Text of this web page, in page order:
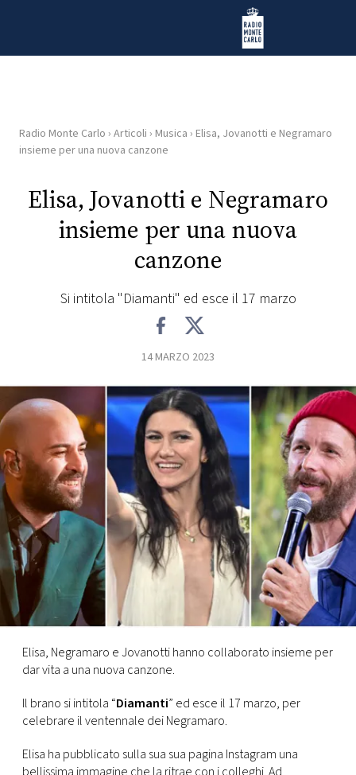
Radio Monte Carlo
HOME
RADIO
PLAYLIST
FOTO
CONCORSI
EVENTI
VIDEO
TV
PRINCIPATO
MONACO
RMC
CONSIGLIA
Radio Monte Carlo › Articoli › Musica › Elisa, Jovanotti e Negramaro
insieme per una nuova canzone
Elisa, Jovanotti e Negramaro
insieme per una nuova
canzone
Si intitola "Diamanti" ed esce il 17 marzo
14 MARZO 2023
Elisa, Negramaro e Jovanotti hanno collaborato insieme per
dar vita a una nuova canzone.
Il brano si intitola “Diamanti” ed esce il 17 marzo, per
celebrare il ventennale dei Negramaro.
Elisa ha pubblicato sulla sua sua pagina Instagram una